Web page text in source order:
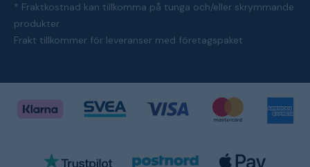
* Fraktkostnad kan tillkomma på tunga och/eller skrymmande
produkter
Frakt tillkommer för leveranser med företagspaket